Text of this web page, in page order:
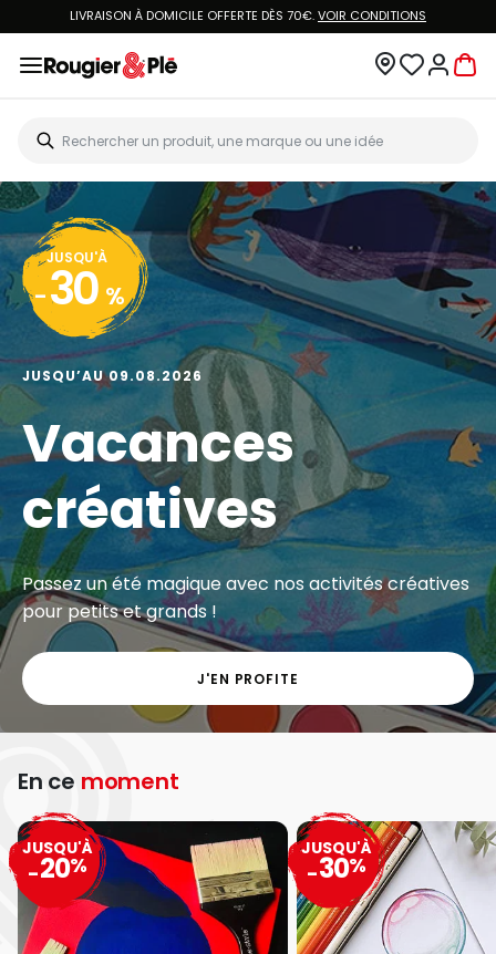
LIVRAISON À DOMICILE OFFERTE DÈS 70€.VOIR CONDITIONS
JUSQU'À
- 30 %
JUSQU’AU 09.08.2026
Vacances
créatives
Passez un été magique avec nos activités créatives
pour petits et grands !
J'EN PROFITE
En ce moment
JUSQU'À
-20%
JUSQU'À
-30%